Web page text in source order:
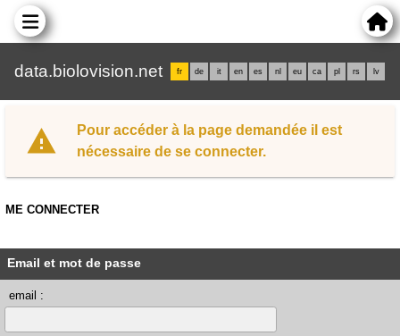
data.biolovision.net fr de it en es nl eu ca pl rs lv
Pour accéder à la page demandée il est
nécessaire de se connecter.
ME CONNECTER
Email et mot de passe
email :